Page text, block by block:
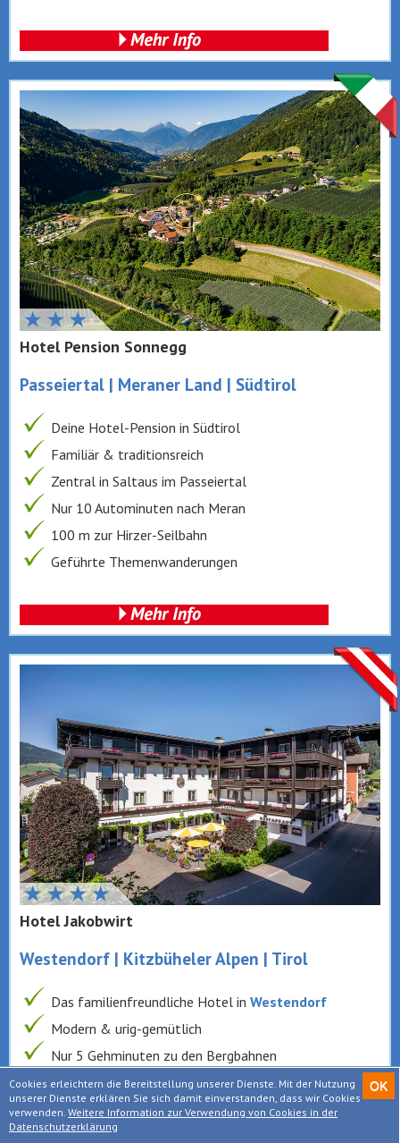
Cookies erleichtern die Bereitstellung unserer Dienste. Mit der Nutzung
unserer Dienste erklären Sie sich damit einverstanden, dass wir Cookies
verwenden. Weitere Information zur Verwendung von Cookies in der
Datenschutzerklärung
OK
Hotel Pension Sonnegg
Passeiertal | Meraner Land | Südtirol
Deine Hotel-Pension in Südtirol
Familiär & traditionsreich
Zentral in Saltaus im Passeiertal
Nur 10 Autominuten nach Meran
100 m zur Hirzer-Seilbahn
Geführte Themenwanderungen
Hotel Jakobwirt
Westendorf | Kitzbüheler Alpen | Tirol
Das familienfreundliche Hotel in Westendorf
Modern & urig-gemütlich
Nur 5 Gehminuten zu den Bergbahnen
Auf der Sonnenterasse über dem Brixental
Kitzbüheler Alpen Sommer Card inklusive
Hallenbad, Sauna, Infrarotkabine, Massagen